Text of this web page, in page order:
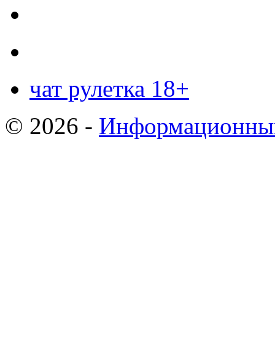
чат рулетка 18+
© 2026 -